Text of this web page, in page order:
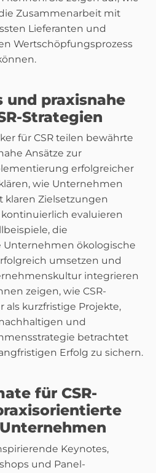
Zusammenarbeit mit
Lieferanten und
Wertschöpfungsprozess
und praxisnahe
Strategien
für CSR teilen bewährte
Ansätze zur
erfolgreicher
wie Unternehmen
klaren Zielsetzungen
evaluieren
die
Unternehmen ökologische
umsetzen und
integrieren
zeigen, wie CSR-
kurzfristige Projekte,
und
betrachtet
Erfolg zu sichern.
für CSR-
Keynotes,
und Panel-